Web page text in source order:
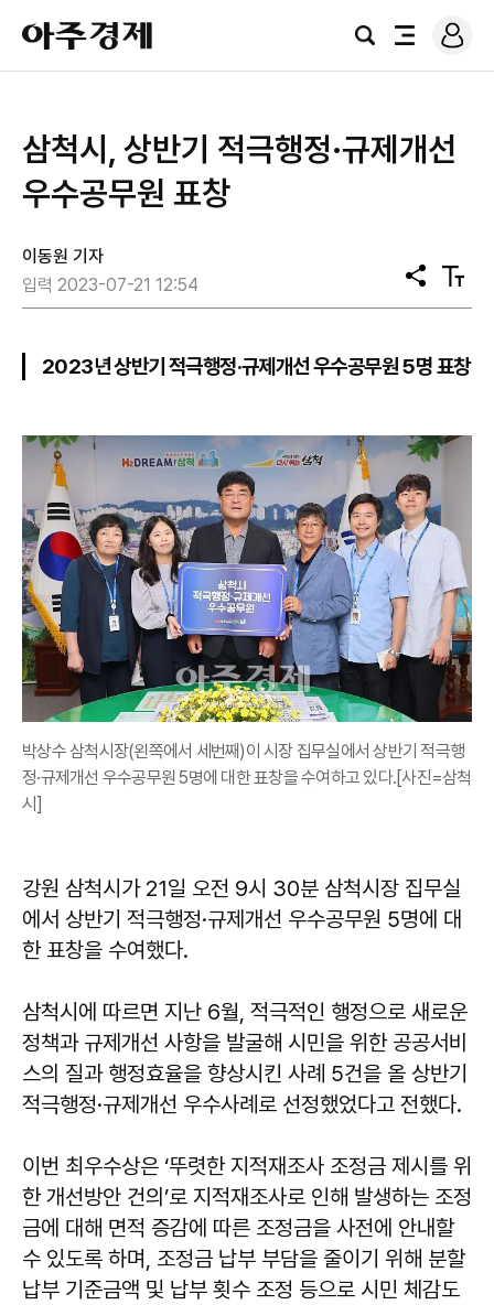
아
주
경
검
전
로
그
삼척시, 상반기 적극행정·규제개선
우수공무원 표창
이동원 기자
입력 2023-07-21 12:54
공
유
텍
스
기
2023년 상반기 적극행정·규제개선 우수공무원 5명 표창
박상수 삼척시장(왼쪽에서 세번째)이 시장 집무실에서 상반기 적극행
정·규제개선 우수공무원 5명에 대한 표창을 수여하고 있다.[사진=삼척
시]
강원 삼척시가 21일 오전 9시 30분 삼척시장 집무실
에서 상반기 적극행정·규제개선 우수공무원 5명에 대
한 표창을 수여했다.
삼척시에 따르면 지난 6월, 적극적인 행정으로 새로운
정책과 규제개선 사항을 발굴해 시민을 위한 공공서비
스의 질과 행정효율을 향상시킨 사례 5건을 올 상반기
적극행정·규제개선 우수사례로 선정했었다고 전했다.
이번 최우수상은 ‘뚜렷한 지적재조사 조정금 제시를 위
한 개선방안 건의’로 지적재조사로 인해 발생하는 조정
금에 대해 면적 증감에 따른 조정금을 사전에 안내할
수 있도록 하며, 조정금 납부 부담을 줄이기 위해 분할
납부 기준금액 및 납부 횟수 조정 등으로 시민 체감도